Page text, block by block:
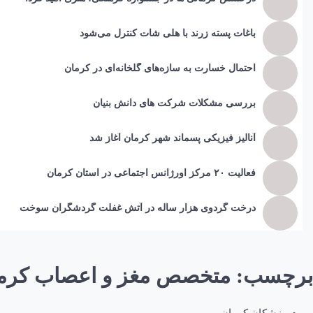
باغات پسته زرند با هلی شات کنترل می‌شود
احتمال خسارت به ساز‌ه‌های گلخانه‌ای در کرمان
بررسی مشکلات شرکت های دانش بنیان
آنالیز فیزیکی پسماند شهر کرمان آغاز شد
فعالیت ۲۰ مرکز اورژانس اجتماعی در استان کرمان
درخت گردوی هزار ساله در آتش غفلت گردشگران سوخت
برچسب: متخصص مغز و اعصاب